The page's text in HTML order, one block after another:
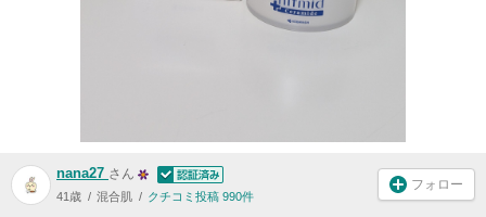
nana27 さん
41歳 混合肌 クチコミ投稿 990件
フォロー